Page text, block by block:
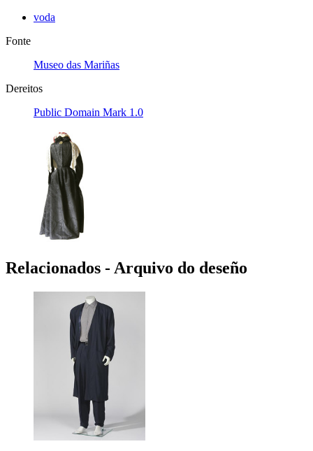
voda
Fonte
Museo das Mariñas
Dereitos
Public Domain Mark 1.0
Relacionados - Arquivo do deseño